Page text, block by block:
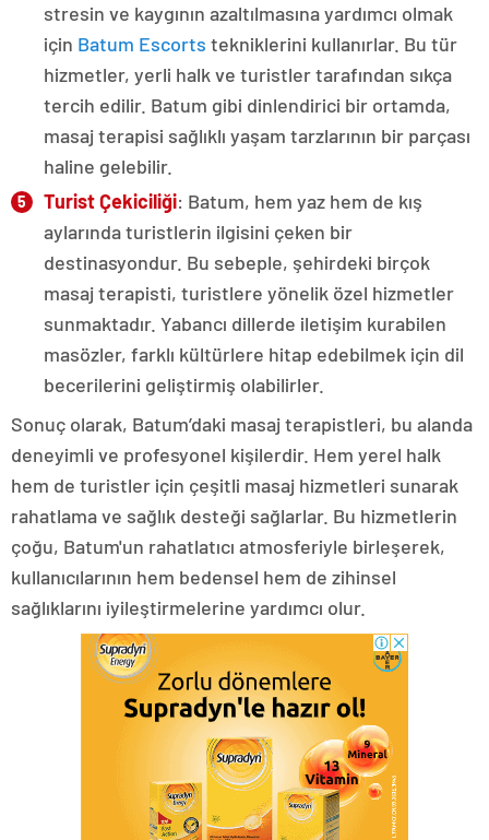
stresin ve kaygının azaltılmasına yardımcı olmak
için Batum Escorts tekniklerini kullanırlar. Bu tür
hizmetler, yerli halk ve turistler tarafından sıkça
tercih edilir. Batum gibi dinlendirici bir ortamda,
masaj terapisi sağlıklı yaşam tarzlarının bir parçası
haline gelebilir.
Turist Çekiciliği: Batum, hem yaz hem de kış
aylarında turistlerin ilgisini çeken bir
destinasyondur. Bu sebeple, şehirdeki birçok
masaj terapisti, turistlere yönelik özel hizmetler
sunmaktadır. Yabancı dillerde iletişim kurabilen
masözler, farklı kültürlere hitap edebilmek için dil
becerilerini geliştirmiş olabilirler.
Sonuç olarak, Batum’daki masaj terapistleri, bu alanda
deneyimli ve profesyonel kişilerdir. Hem yerel halk
hem de turistler için çeşitli masaj hizmetleri sunarak
rahatlama ve sağlık desteği sağlarlar. Bu hizmetlerin
çoğu, Batum'un rahatlatıcı atmosferiyle birleşerek,
kullanıcılarının hem bedensel hem de zihinsel
sağlıklarını iyileştirmelerine yardımcı olur.